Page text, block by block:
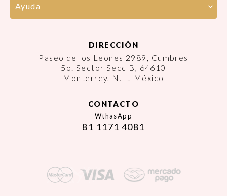
Ayuda
DIRECCIÓN
Paseo de los Leones 2989, Cumbres
5o. Sector Secc B, 64610
Monterrey, N.L., México
CONTACTO
WthasApp
81 1171 4081